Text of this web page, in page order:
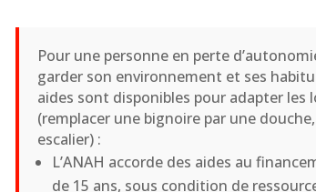
Pour une personne en perte
garder son environnement et ses
aides sont disponibles pour adapter
(remplacer une bignoire par une
escalier) :
L’ANAH accorde des aides au
de 15 ans, sous condition de